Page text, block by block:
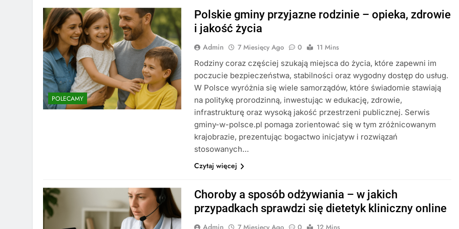
POLECAMY
Polskie gminy przyjazne rodzinie – opieka, zdrowie
i jakość życia
Admin 7 Miesięcy Ago 0
11 Mins
Rodziny coraz częściej szukają miejsca do życia, które zapewni im
poczucie bezpieczeństwa, stabilności oraz wygodny dostęp do usług.
W Polsce wyróżnia się wiele samorządów, które świadomie stawiają
na politykę prorodzinną, inwestując w edukację, zdrowie,
infrastrukturę oraz wysoką jakość przestrzeni publicznej. Serwis
gminy-w-polsce.pl pomaga zorientować się w tym zróżnicowanym
krajobrazie, prezentując bogactwo inicjatyw i rozwiązań
stosowanych…
Czytaj więcej
Choroby a sposób odżywiania – w jakich
przypadkach sprawdzi się dietetyk kliniczny online
Admin